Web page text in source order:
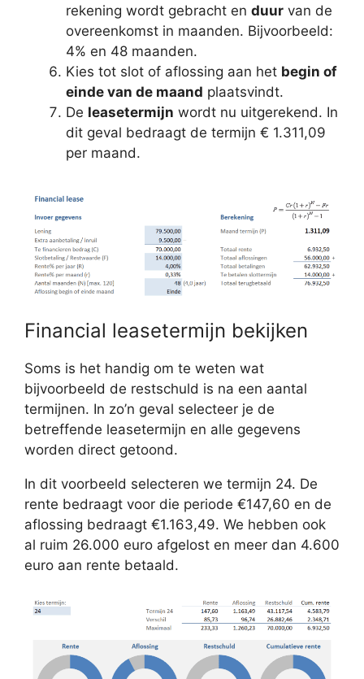
rekening wordt gebracht en duur van de
overeenkomst in maanden. Bijvoorbeeld:
4% en 48 maanden.
Kies tot slot of aflossing aan het begin of
einde van de maand plaatsvindt.
De leasetermijn wordt nu uitgerekend. In
dit geval bedraagt de termijn € 1.311,09
per maand.
Financial leasetermijn bekijken
Soms is het handig om te weten wat
bijvoorbeeld de restschuld is na een aantal
termijnen. In zo’n geval selecteer je de
betreffende leasetermijn en alle gegevens
worden direct getoond.
In dit voorbeeld selecteren we termijn 24. De
rente bedraagt voor die periode €147,60 en de
aflossing bedraagt €1.163,49. We hebben ook
al ruim 26.000 euro afgelost en meer dan 4.600
euro aan rente betaald.